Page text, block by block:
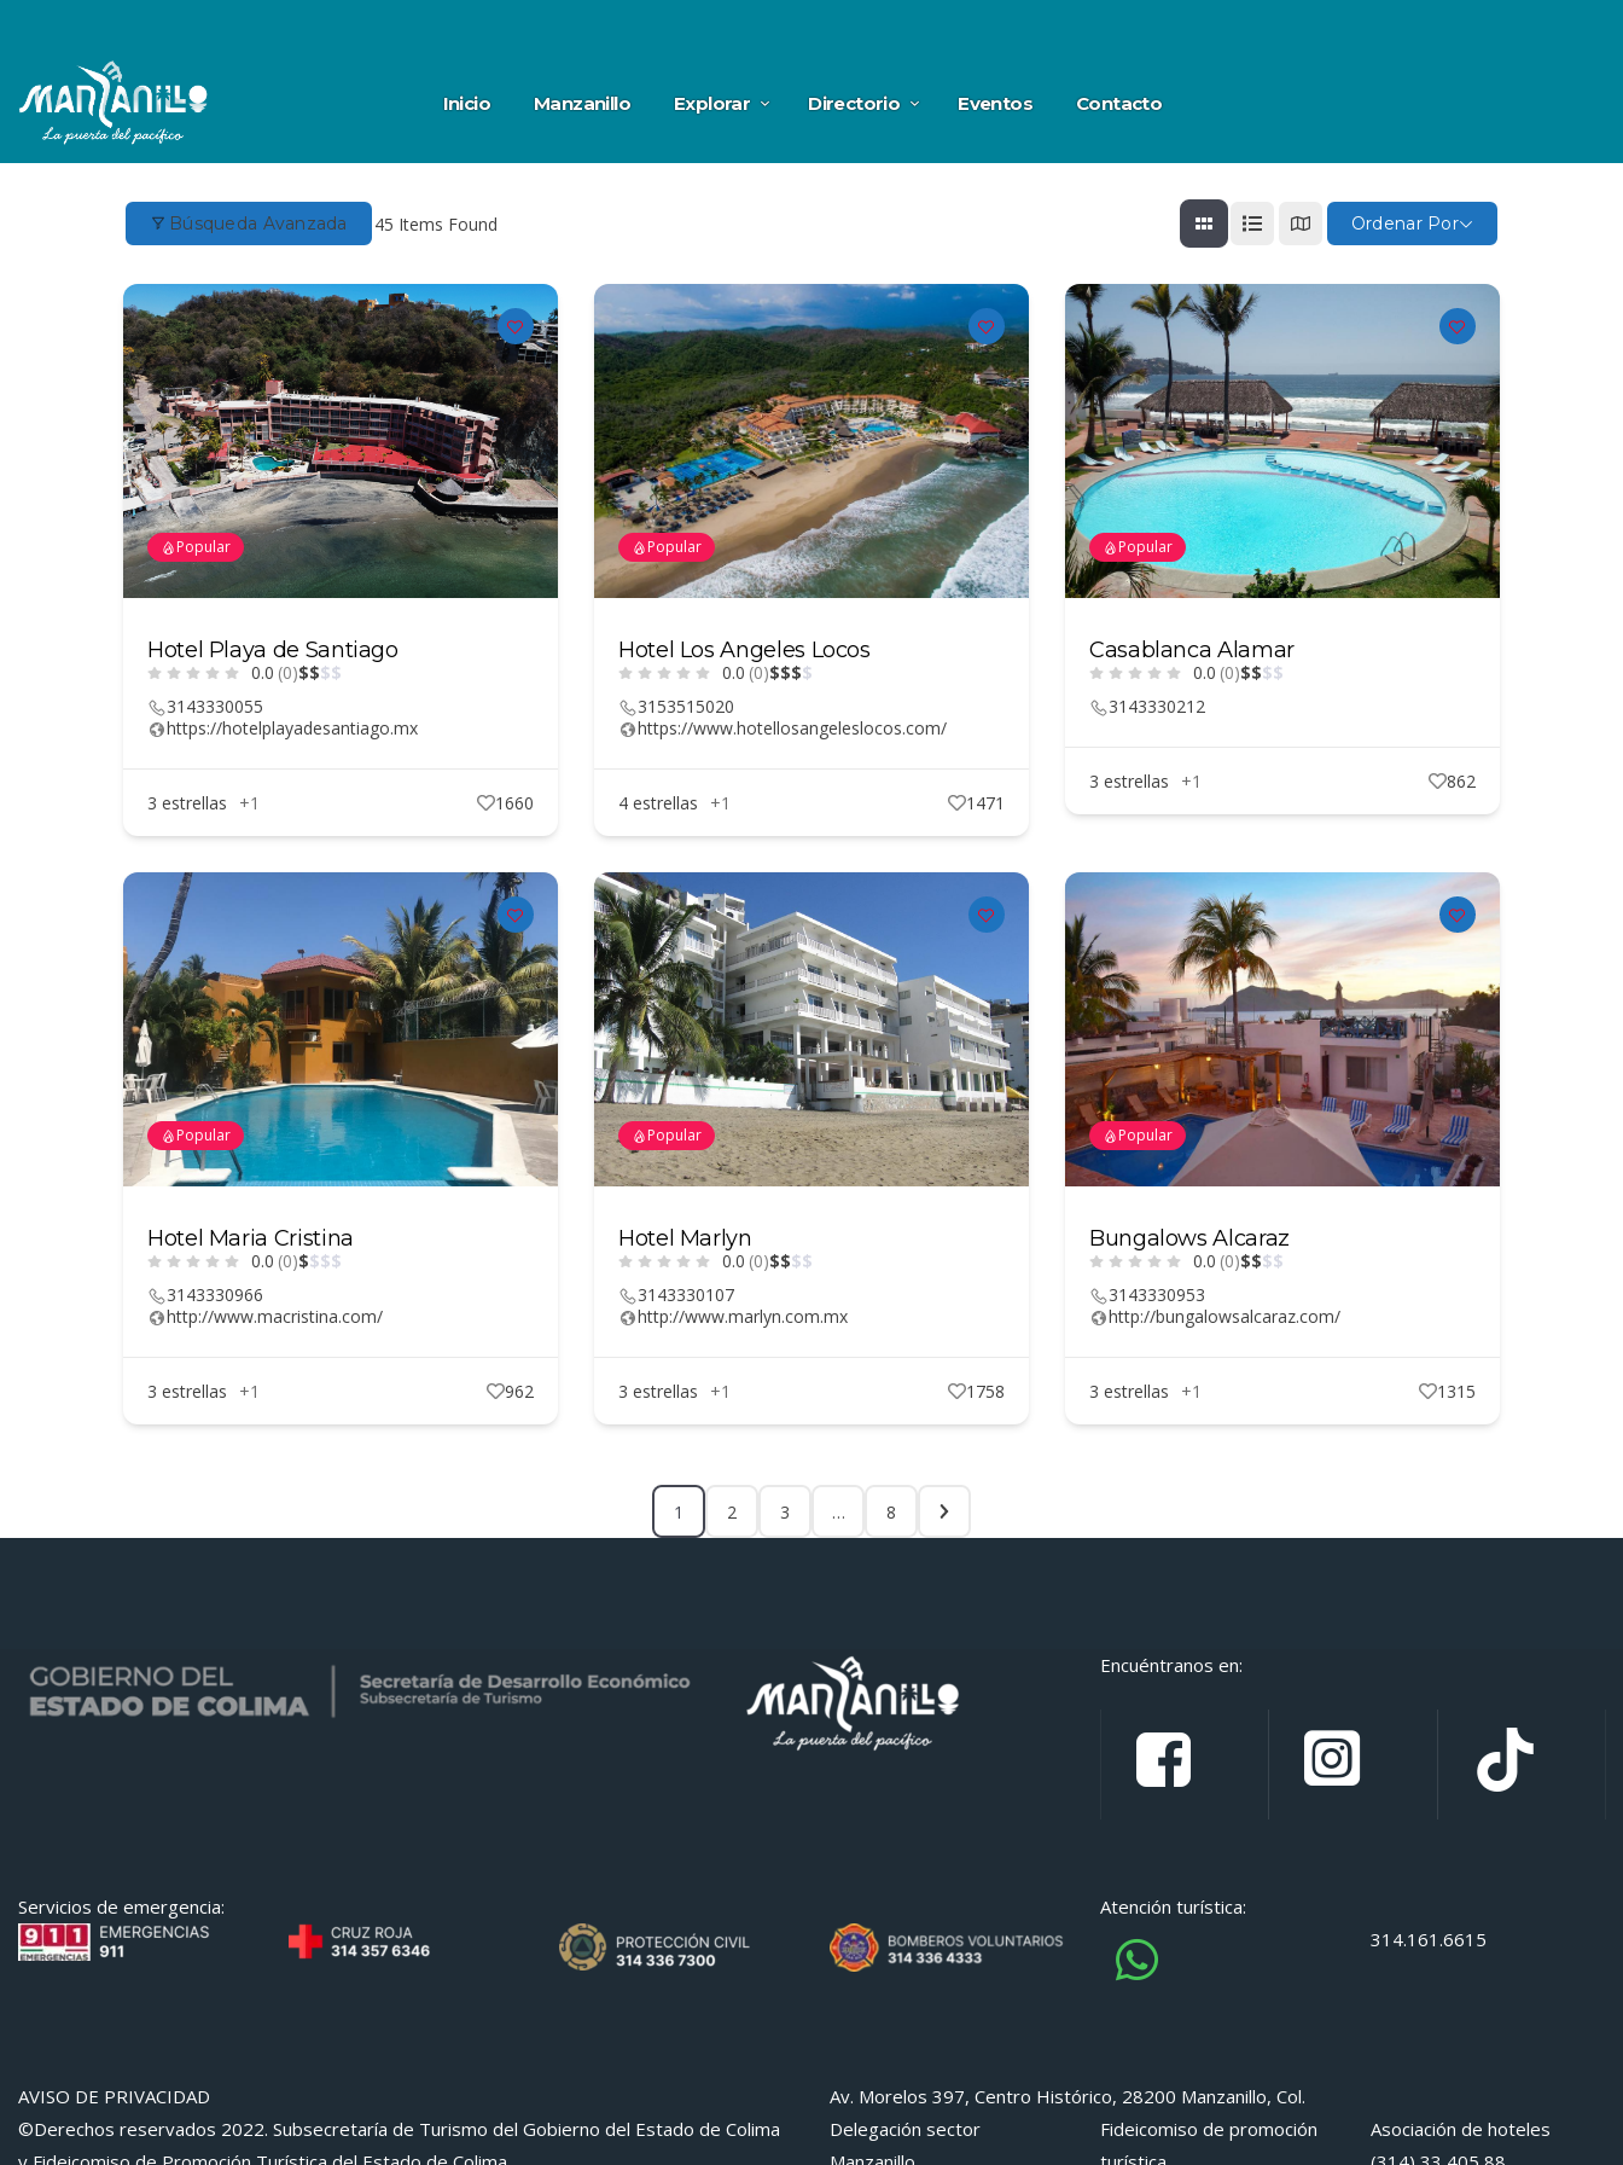
Inicio Manzanillo Explorar Directorio Eventos Contacto
Búsqueda Avanzada 45 Items Found Ordenar Por
Popular
Hotel Playa de Santiago
0.0 (0)$$$$
3143330055
https://hotelplayadesantiago.mx
3 estrellas +1 1660
Popular
Hotel Los Angeles Locos
0.0 (0)$$$$
3153515020
https://www.hotellosangeleslocos.com/
4 estrellas +1 1471
Popular
Casablanca Alamar
0.0 (0)$$$$
3143330212
3 estrellas +1 862
Popular
Hotel Maria Cristina
0.0 (0)$$$$
3143330966
http://www.macristina.com/
3 estrellas +1 962
Popular
Hotel Marlyn
0.0 (0)$$$$
3143330107
http://www.marlyn.com.mx
3 estrellas +1 1758
Popular
Bungalows Alcaraz
0.0 (0)$$$$
3143330953
http://bungalowsalcaraz.com/
3 estrellas +1 1315
1 2 3 … 8
Encuéntranos en:
Servicios de emergencia:
Atención turística:
314.161.6615
AVISO DE PRIVACIDAD
©Derechos reservados 2022. Subsecretaría de Turismo del Gobierno del Estado de Colima
Av. Morelos 397, Centro Histórico, 28200 Manzanillo, Col.
Delegación sector
Fideicomiso de promoción
Asociación de hoteles